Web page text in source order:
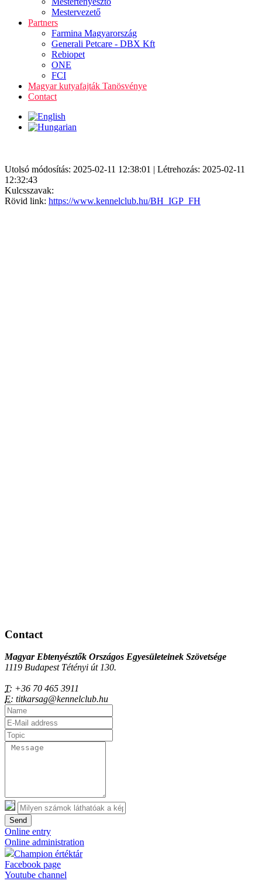
Mestervezető
Partners
Farmina Magyarország
Generali Petcare - DBX Kft
Rebiopet
ONE
FCI
Magyar kutyafajták Tanösvénye
Contact
Utolsó módosítás: 2025-02-11 12:38:01 | Létrehozás: 2025-02-11
12:32:43
Kulcsszavak:
Rövid link: https://www.kennelclub.hu/BH_IGP_FH
Contact
Magyar Ebtenyésztők Országos Egyesületeinek Szövetsége
1119 Budapest Tétényi út 130.
T: +36 70 465 3911
E: titkarsag@kennelclub.hu
Send
Online entry
Online administration
Champion értéktár
Facebook page
Youtube channel